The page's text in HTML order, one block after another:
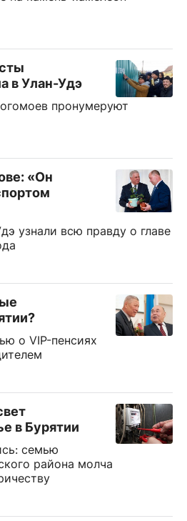
в Улан-Удэ
пронумеруют
«Он
узнали всю правду о главе
о VIP-пенсиях
в Бурятии
семью
района молча